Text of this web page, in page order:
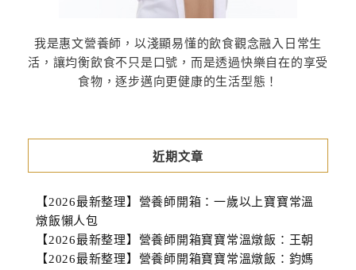
我是惠文營養師，以淺顯易懂的飲食觀念融入日常生
活，讓均衡飲食不只是口號，而是透過快樂自在的享受
食物，逐步邁向更健康的生活型態！
近期文章
【2026最新整理】營養師開箱：一歲以上寶寶常溫
燉飯懶人包
【2026最新整理】營養師開箱寶寶常溫燉飯：王朝
【2026最新整理】營養師開箱寶寶常溫燉飯：鈞媽